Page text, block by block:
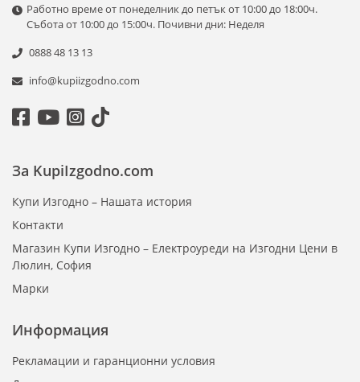
Работно време от понеделник до петък от 10:00 до 18:00ч.
Събота от 10:00 до 15:00ч. Почивни дни: Неделя
0888 48 13 13
info@kupiizgodno.com
Информация
Рекламации и гаранционни условия
За KupiIzgodno.com
Купи Изгодно – Нашата история
Контакти
Магазин Купи Изгодно – Електроуреди на Изгодни Цени в
Люлин, София
Марки